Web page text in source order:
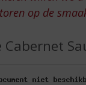
op de
Cabernet